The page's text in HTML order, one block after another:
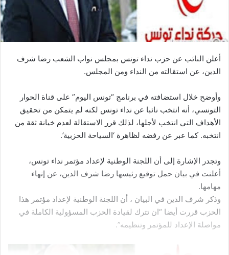
أعلن النائب عن حزب نداء تونس بمجلس نواب الشعب رضا شرف
الدين، عن استقالته من النداء ومن المجلس.
وأوضح خلال استضافته في برنامج “تونس اليوم” على قناة الحوار
التونسي، أنه انتخب نائبا عن نداء تونس لكنه لم يتمكن من تحقيق
الأهداف التي انتخب لأجلها، لذلك قرر الاستقالة لعدم خيانة ثقة من
انتخبه. كما عبر عن رفضه لظاهرة ‘السياحة الحزبية’.
وتجدر الإشارة إلى أن اللجنة الوطنية لإعداد مؤتمر نداء تونس،
أعلنت في بيان حمل توقيع رئيسها رضا شرف الدين، عن إنهاء
مهامها.
وذكر شرف الدين في البيان ، أن اللجنة الوطنية لإعداد مؤتمر هذا
الحزب قررت أيضا “ان تترك لقيادة الحزب المسؤولية الكاملة في
مواصلة الإعداد للمؤتمر وتنظيمه”.